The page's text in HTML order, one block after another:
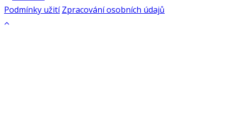
Podmínky užití Zpracování osobních údajů